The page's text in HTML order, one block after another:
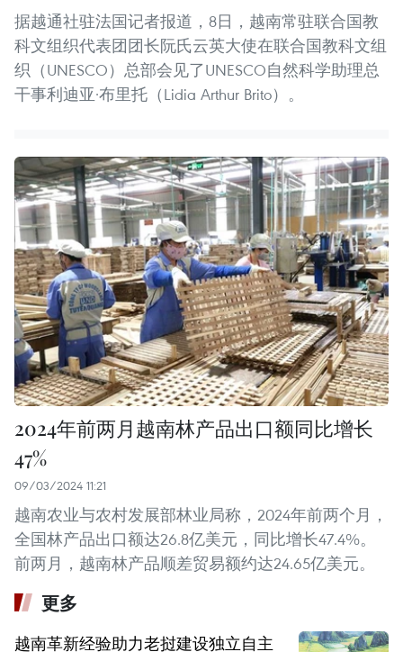
据越通社驻法国记者报道，8日，越南常驻联合国教
科文组织代表团团长阮氏云英大使在联合国教科文组
织（UNESCO）总部会见了UNESCO自然科学助理总
干事利迪亚·布里托（Lidia Arthur Brito）。
2024年前两月越南林产品出口额同比增长
47%
09/03/2024 11:21
越南农业与农村发展部林业局称，2024年前两个月，
全国林产品出口额达26.8亿美元，同比增长47.4%。
前两月，越南林产品顺差贸易额约达24.65亿美元。
更多
越南革新经验助力老挝建设独立自主